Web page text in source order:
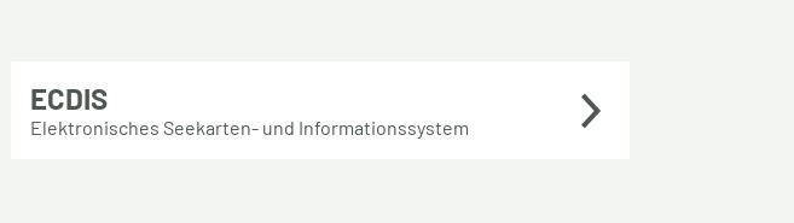
ECDIS
Elektronisches Seekarten- und Informationssystem